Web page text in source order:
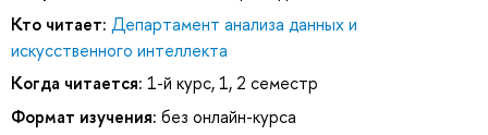
Кто читает: Департамент анализа данных и
искусственного интеллекта
Когда читается: 1-й курс, 1, 2 семестр
Формат изучения: без онлайн-курса